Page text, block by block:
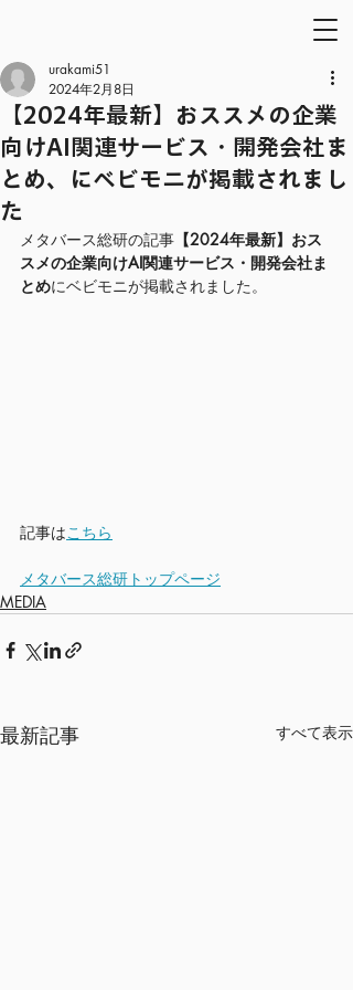
【2024年最新】おススメの企業
向けAI関連サービス・開発会社ま
とめ、にベビモニが掲載されまし
た
urakami51
2024年2月8日
メタバース総研の記事 【2024年最新】おス
スメの企業向けAI関連サービス・開発会社ま
とめにベビモニが掲載されました。
記事はこちら
メタバース総研トップページ
MEDIA
最新記事 すべて表示